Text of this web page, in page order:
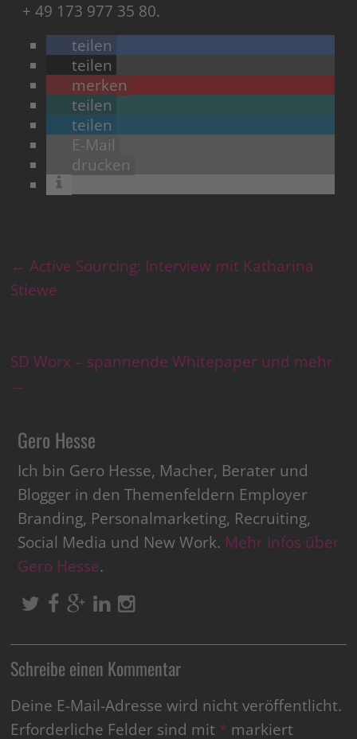
+ 49 173 977 35 80.
teilen
teilen
merken
teilen
teilen
E-Mail
drucken
← Active Sourcing: Interview mit Katharina
Stiewe
SD Worx – spannende Whitepaper und mehr
→
Gero Hesse
Ich bin Gero Hesse, Macher, Berater und
Blogger in den Themenfeldern Employer
Branding, Personalmarketing, Recruiting,
Social Media und New Work. Mehr Infos über
Gero Hesse.
Schreibe einen Kommentar
Deine E-Mail-Adresse wird nicht veröffentlicht.
Erforderliche Felder sind mit * markiert